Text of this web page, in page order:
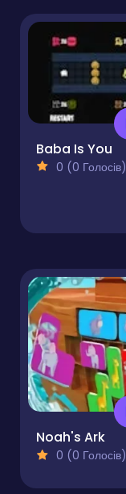
Baba Is You
0 (0 Голосів)
Noah's Ark
0 (0 Голосів)